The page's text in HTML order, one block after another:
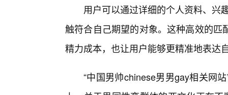
用户可以通过详细的个人资料、兴
触符合自己期望的对象。这种高效的
精力成本，也让用户能够更精准地表达
“中国男帅chinese男男gay相关网